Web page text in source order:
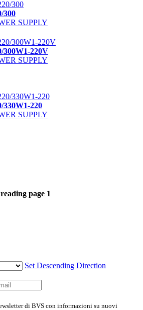
300
SUPPLY
300W1-220V
SUPPLY
330W1-220
SUPPLY
page 1
Set Descending Direction
di BVS con informazioni su nuovi